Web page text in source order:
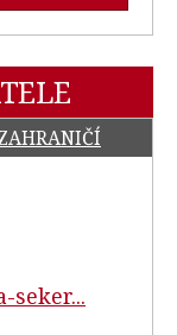
seker...